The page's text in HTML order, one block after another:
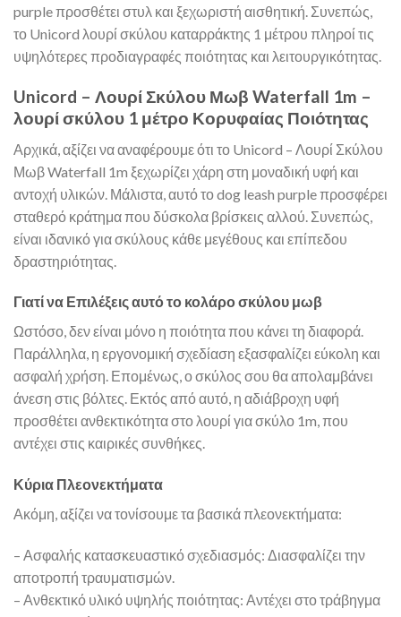
purple προσθέτει στυλ και ξεχωριστή αισθητική. Συνεπώς,
το Unicord λουρί σκύλου καταρράκτης 1 μέτρου πληροί τις
υψηλότερες προδιαγραφές ποιότητας και λειτουργικότητας.
Unicord – Λουρί Σκύλου Μωβ Waterfall 1m –
λουρί σκύλου 1 μέτρο Κορυφαίας Ποιότητας
Αρχικά, αξίζει να αναφέρουμε ότι το Unicord – Λουρί Σκύλου
Μωβ Waterfall 1m ξεχωρίζει χάρη στη μοναδική υφή και
αντοχή υλικών. Μάλιστα, αυτό το dog leash purple προσφέρει
σταθερό κράτημα που δύσκολα βρίσκεις αλλού. Συνεπώς,
είναι ιδανικό για σκύλους κάθε μεγέθους και επίπεδου
δραστηριότητας.
Γιατί να Επιλέξεις αυτό το κολάρο σκύλου μωβ
Ωστόσο, δεν είναι μόνο η ποιότητα που κάνει τη διαφορά.
Παράλληλα, η εργονομική σχεδίαση εξασφαλίζει εύκολη και
ασφαλή χρήση. Επομένως, ο σκύλος σου θα απολαμβάνει
άνεση στις βόλτες. Εκτός από αυτό, η αδιάβροχη υφή
προσθέτει ανθεκτικότητα στο λουρί για σκύλο 1m, που
αντέχει στις καιρικές συνθήκες.
Κύρια Πλεονεκτήματα
Ακόμη, αξίζει να τονίσουμε τα βασικά πλεονεκτήματα:
– Ασφαλής κατασκευαστικό σχεδιασμός: Διασφαλίζει την
αποτροπή τραυματισμών.
– Ανθεκτικό υλικό υψηλής ποιότητας: Αντέχει στο τράβηγμα